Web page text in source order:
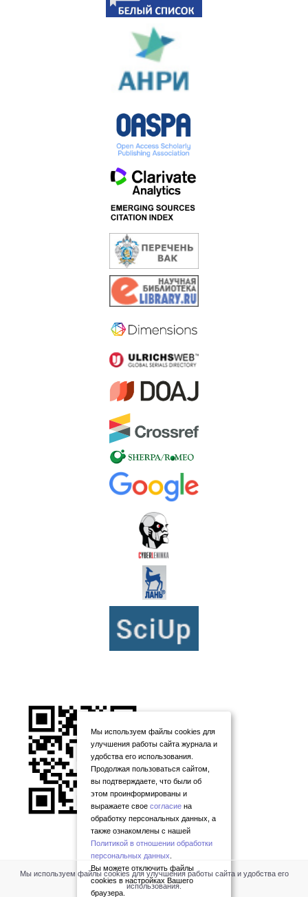
Мы используем файлы cookies для
улучшения работы сайта журнала и
удобства его использования.
Продолжая пользоваться сайтом,
вы подтверждаете, что были об
этом проинформированы и
выражаете свое согласие на
обработку персональных данных, а
также ознакомлены с нашей
Политикой в отношении обработки
персональных данных
Вы можете отключить файлы
cookies в настройках Вашего
браузера.
Мы используем файлы cookies для улучшения работы сайта и удобства его
использования.